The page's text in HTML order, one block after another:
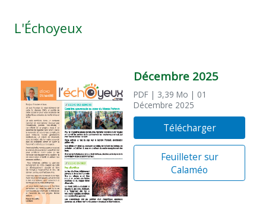
L'Échoyeux
Décembre 2025
PDF | 3,39 Mo | 01
Décembre 2025
Télécharger
Feuilleter sur
Calaméo